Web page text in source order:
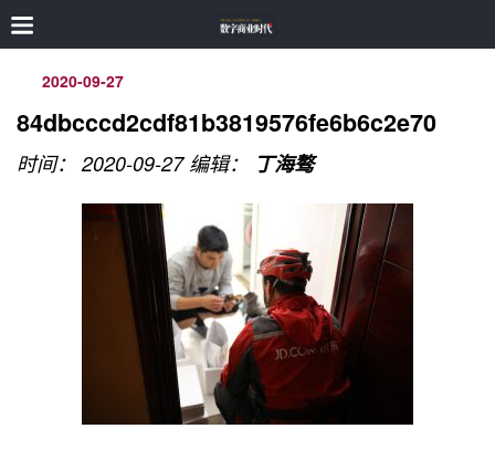
2020-09-27
84dbcccd2cdf81b3819576fe6b6c2e70
时间： 2020-09-27 编辑： 丁海骜